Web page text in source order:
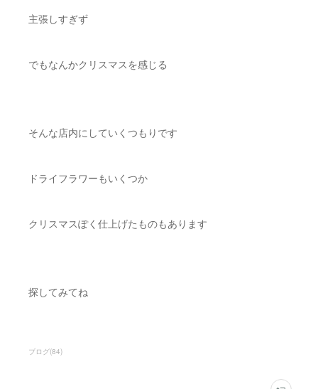
主張しすぎず
でもなんかクリスマスを感じる
そんな店内にしていくつもりです
ドライフラワーもいくつか
クリスマスぽく仕上げたものもあります
探してみてね
ブログ(84)